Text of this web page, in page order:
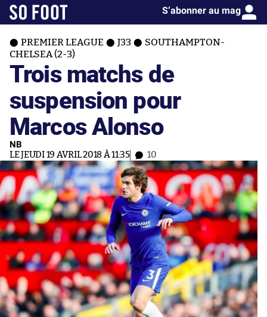
S’abonner au mag
PREMIER LEAGUE J33
SOUTHAMPTON-
CHELSEA (2-3)
Trois matchs de
suspension pour
Marcos Alonso
NB
LE JEUDI 19 AVRIL 2018 À 11:35 10